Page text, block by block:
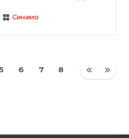
Синамо
« »
6 7
8